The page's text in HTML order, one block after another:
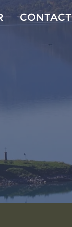
CONTACT